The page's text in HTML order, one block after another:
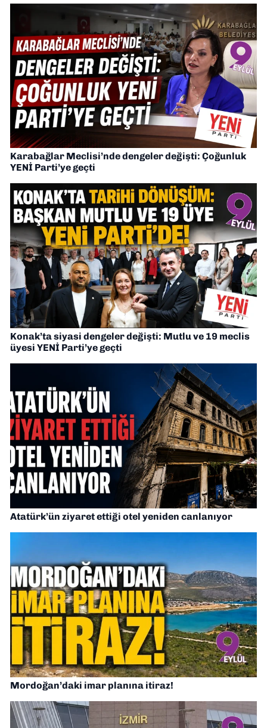
Karabağlar Meclisi’nde dengeler değişti: Çoğunluk
YENİ Parti’ye geçti
Konak’ta siyasi dengeler değişti: Mutlu ve 19 meclis
üyesi YENİ Parti’ye geçti
Atatürk’ün ziyaret ettiği otel yeniden canlanıyor
Mordoğan’daki imar planına itiraz!